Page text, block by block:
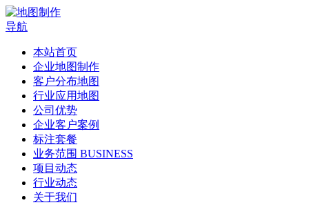
导航
本站首页
企业地图制作
客户分布地图
行业应用地图
公司优势
企业客户案例
标注套餐
业务范围 BUSINESS
项目动态
行业动态
关于我们